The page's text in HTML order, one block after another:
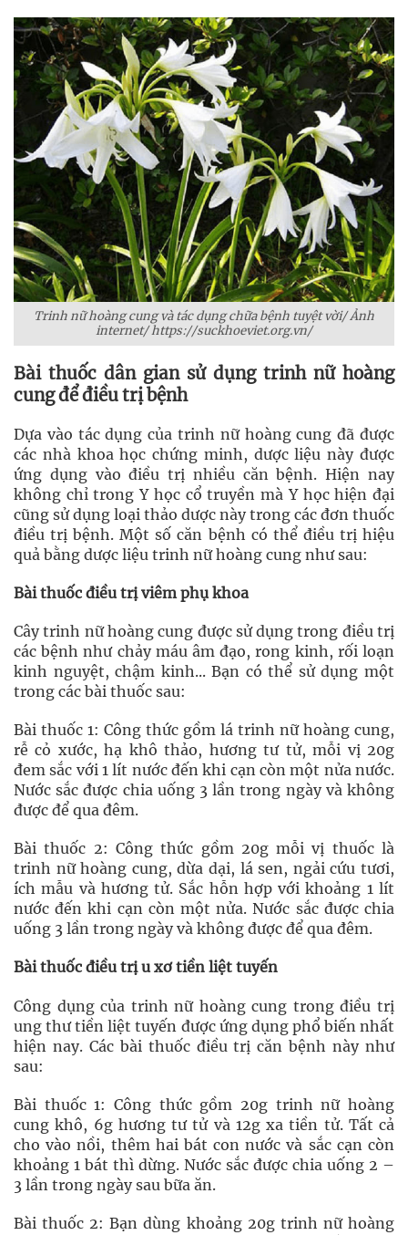
Trinh nữ hoàng cung và tác dụng chữa bệnh tuyệt vời/ Ảnh
internet/ https://suckhoeviet.org.vn/
Bài thuốc dân gian sử dụng trinh nữ hoàng
cung để điều trị bệnh
Dựa vào tác dụng của trinh nữ hoàng cung đã được
các nhà khoa học chứng minh, dược liệu này được
ứng dụng vào điều trị nhiều căn bệnh. Hiện nay
không chỉ trong Y học cổ truyền mà Y học hiện đại
cũng sử dụng loại thảo dược này trong các đơn thuốc
điều trị bệnh. Một số căn bệnh có thể điều trị hiệu
quả bằng dược liệu trinh nữ hoàng cung như sau:
Bài thuốc điều trị viêm phụ khoa
Cây trinh nữ hoàng cung được sử dụng trong điều trị
các bệnh như chảy máu âm đạo, rong kinh, rối loạn
kinh nguyệt, chậm kinh... Bạn có thể sử dụng một
trong các bài thuốc sau:
Bài thuốc 1: Công thức gồm lá trinh nữ hoàng cung,
rễ cỏ xước, hạ khô thảo, hương tư tử, mỗi vị 20g
đem sắc với 1 lít nước đến khi cạn còn một nửa nước.
Nước sắc được chia uống 3 lần trong ngày và không
được để qua đêm.
Bài thuốc 2: Công thức gồm 20g mỗi vị thuốc là
trinh nữ hoàng cung, dừa dại, lá sen, ngải cứu tươi,
ích mẫu và hương tử. Sắc hỗn hợp với khoảng 1 lít
nước đến khi cạn còn một nửa. Nước sắc được chia
uống 3 lần trong ngày và không được để qua đêm.
Bài thuốc điều trị u xơ tiền liệt tuyến
Công dụng của trinh nữ hoàng cung trong điều trị
ung thư tiền liệt tuyến được ứng dụng phổ biến nhất
hiện nay. Các bài thuốc điều trị căn bệnh này như
sau:
Bài thuốc 1: Công thức gồm 20g trinh nữ hoàng
cung khô, 6g hương tư tử và 12g xa tiền tử. Tất cả
cho vào nồi, thêm hai bát con nước và sắc cạn còn
khoảng 1 bát thì dừng. Nước sắc được chia uống 2 –
3 lần trong ngày sau bữa ăn.
Bài thuốc 2: Bạn dùng khoảng 20g trinh nữ hoàng